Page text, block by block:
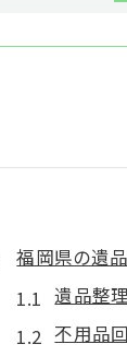
福岡県の遺
遺品整
不用品